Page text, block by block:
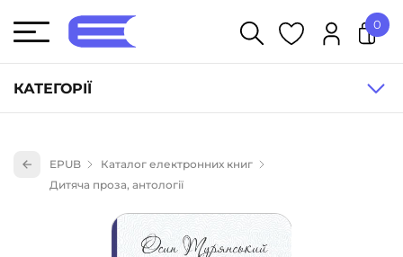
КАТЕГОРІЇ
Книги для дітей (833)
Науково-популярна література (1015)
0
EPUB
Каталог електронних книг
Дитяча проза, антології